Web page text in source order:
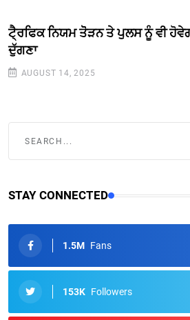
ਟੈ੍ਰਫਿਕ ਨਿਯਮ ਤੋੋੜਨ ਤੇ ਪੁਲਸ ਨੂੰ ਵੀ
ਦੁੱਗਣਾ
AUGUST 14, 2025
STAY CONNECTED
1.5M Fans
153K Followers